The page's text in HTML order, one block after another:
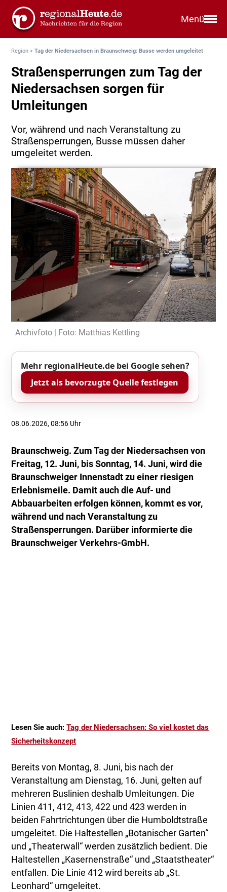
Menü
Region >Tag der Niedersachsen in Braunschweig: Busse werden umgeleitet
Straßensperrungen zum Tag der
Niedersachsen sorgen für
Umleitungen
Vor, während und nach Veranstaltung zu
Straßensperrungen, Busse müssen daher
umgeleitet werden.
Archivfoto | Foto: Matthias Kettling
Mehr regionalHeute.de bei Google sehen?
Jetzt als bevorzugte Quelle festlegen
08.06.2026, 08:56 Uhr
Braunschweig. Zum Tag der Niedersachsen von
Freitag, 12. Juni, bis Sonntag, 14. Juni, wird die
Braunschweiger Innenstadt zu einer riesigen
Erlebnismeile. Damit auch die Auf- und
Abbauarbeiten erfolgen können, kommt es vor,
während und nach Veranstaltung zu
Straßensperrungen. Darüber informierte die
Braunschweiger Verkehrs-GmbH.
Lesen Sie auch:Tag der Niedersachsen: So viel kostet das
Sicherheitskonzept
Bereits von Montag, 8. Juni, bis nach der
Veranstaltung am Dienstag, 16. Juni, gelten auf
mehreren Buslinien deshalb Umleitungen. Die
Linien 411, 412, 413, 422 und 423 werden in
beiden Fahrtrichtungen über die Humboldtstraße
umgeleitet. Die Haltestellen „Botanischer Garten“
und „Theaterwall“ werden zusätzlich bedient. Die
Haltestellen „Kasernenstraße“ und „Staatstheater“
entfallen. Die Linie 412 wird bereits ab „St.
Leonhard“ umgeleitet.